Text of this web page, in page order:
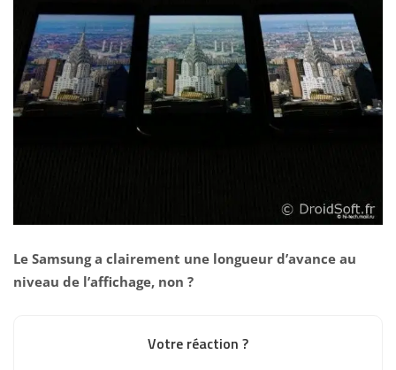
Le Samsung a clairement une longueur d’avance au
niveau de l’affichage, non ?
Votre réaction ?